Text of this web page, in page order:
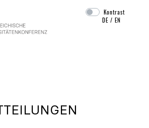
Navigation überspringen
Kontrast
DE /EN